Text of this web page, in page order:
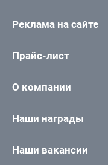
Реклама на сайте
Прайс-лист
О компании
Наши награды
Наши вакансии